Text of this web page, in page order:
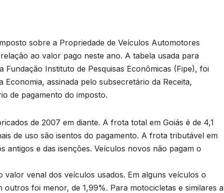
sobre a Propriedade de Veículos Automotores
ao valor pago neste ano. A tabela usada para
Instituto de Pesquisas Econômicas (Fipe), foi
assinada pelo subsecretário da Receita,
de pagamento do imposto.
de 2007 em diante. A frota total em Goiás é de 4,1
de uso são isentos do pagamento. A frota tributável em
antigos e das isenções. Veículos novos não pagam o
venal dos veículos usados. Em alguns veículos o
foi menor, de 1,99%. Para motocicletas e similares a